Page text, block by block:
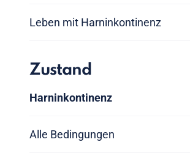
Leben mit Harninkontinenz
Zustand
Harninkontinenz
Alle Bedingungen